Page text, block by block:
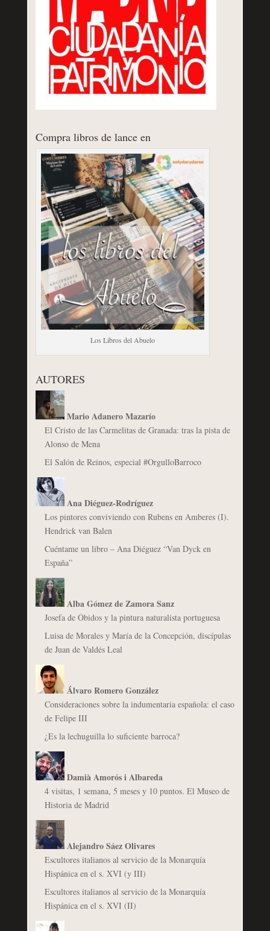
Compra libros de lance en
Los Libros del Abuelo
AUTORES
Mario Adanero Mazarío
El Cristo de las Carmelitas de Granada: tras la pista de
Alonso de Mena
El Salón de Reinos, especial #OrgulloBarroco
Ana Diéguez-Rodríguez
Los pintores conviviendo con Rubens en Amberes (I).
Hendrick van Balen
Cuéntame un libro – Ana Diéguez “Van Dyck en
España”
Alba Gómez de Zamora Sanz
Josefa de Óbidos y la pintura naturalista portuguesa
Luisa de Morales y María de la Concepción, discípulas
de Juan de Valdés Leal
Álvaro Romero González
Consideraciones sobre la indumentaria española: el caso
de Felipe III
¿Es la lechuguilla lo suficiente barroca?
Damià Amorós i Albareda
4 visitas, 1 semana, 5 meses y 10 puntos. El Museo de
Historia de Madrid
Alejandro Sáez Olivares
Escultores italianos al servicio de la Monarquía
Hispánica en el s. XVI (y III)
Escultores italianos al servicio de la Monarquía
Hispánica en el s. XVI (II)